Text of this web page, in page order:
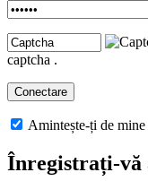
captcha .
Amintește-ți de mine
Înregistrați-vă